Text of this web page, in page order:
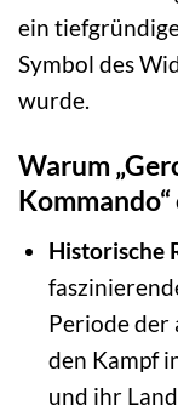
ein
Symbol des
wurde.
Warum
Historische
Periode der
den Kampf
und ihr